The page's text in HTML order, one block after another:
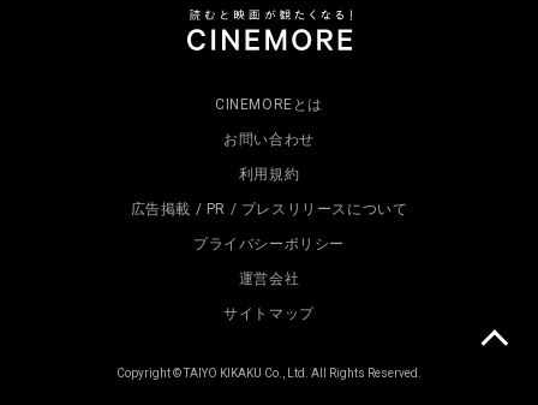
CINEMOREとは
お問い合わせ
利用規約
広告掲載 / PR / プレスリリースについて
プライバシーポリシー
運営会社
サイトマップ
Copyright © TAIYO KIKAKU Co., Ltd. All Rights Reserved.